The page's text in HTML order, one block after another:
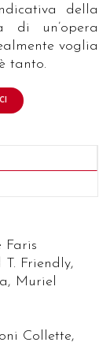
della
di un’opera
voglia
tanto.
Faris
Friendly,
Muriel
Collette,